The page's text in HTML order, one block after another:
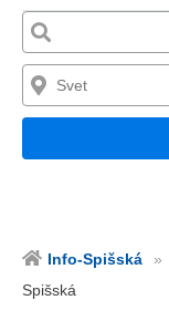
Info-Spišská
Spišská